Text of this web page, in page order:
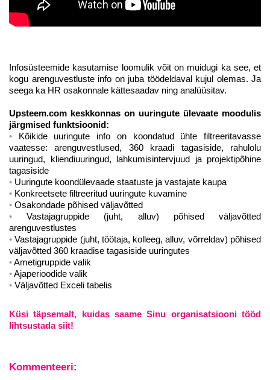
Infosüsteemide kasutamise loomulik võit on muidugi ka see, et
kogu arenguvestluste info on juba töödeldaval kujul olemas. Ja
seega ka HR osakonnale kättesaadav ning analüüsitav.
Upsteem.com keskkonnas on uuringute ülevaate moodulis
järgmised funktsioonid:
Kõikide uuringute info on koondatud ühte filtreeritavasse
vaatesse: arenguvestlused, 360 kraadi tagasiside, rahulolu
uuringud, kliendiuuringud, lahkumisintervjuud ja projektipõhine
tagasiside
Uuringute koondülevaade staatuste ja vastajate kaupa
Konkreetsete filtreeritud uuringute kuvamine
Osakondade põhised väljavõtted
Vastajagruppide (juht, alluv) põhised väljavõtted
arenguvestlustes
Vastajagruppide (juht, töötaja, kolleeg, alluv, võrreldav) põhised
väljavõtted 360 kraadise tagasiside uuringutes
Ametigruppide valik
Ajaperioodide valik
Väljavõtted Exceli tabelis
Küsi täpsemalt, kuidas saame Sinu organisatsiooni tööd
lihtsustada siit!
Kommenteeri:
LIITU UUDISKIRJAGA
Ära jää ilma uudistest ja põnevatest lugudest
Liitun